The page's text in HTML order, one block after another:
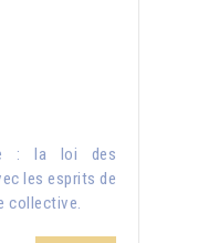
: la loi des
les esprits de
collective.